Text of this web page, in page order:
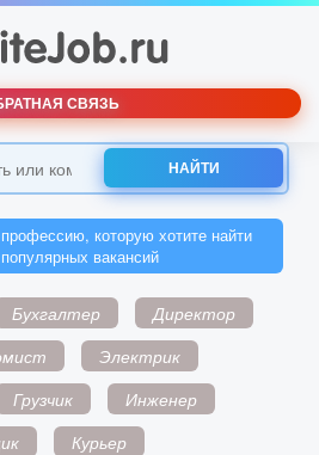
СВЯЗЬ
НАЙТИ
которую хотите найти
вакансий
Бухгалтер
Директор
Электрик
Грузчик
Инженер
Курьер